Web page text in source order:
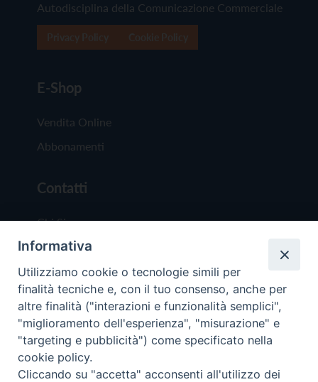
Autodisciplina della Comunicazione Commerciale
E-Shop
Vendita Online
Abbonamenti
Contatti
Chi Siamo
Redazione
Scrivici
Copyright © 2019 - Tutti i diritti riservati - Vita
Informativa
Utilizziamo cookie o tecnologie simili per
finalità tecniche e, con il tuo consenso, anche per
altre finalità ("interazioni e funzionalità semplici",
"miglioramento dell'esperienza", "misurazione" e
"targeting e pubblicità") come specificato nella
cookie policy.
Cliccando su "accetta" acconsenti all'utilizzo dei